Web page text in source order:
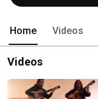
Home Videos
Videos